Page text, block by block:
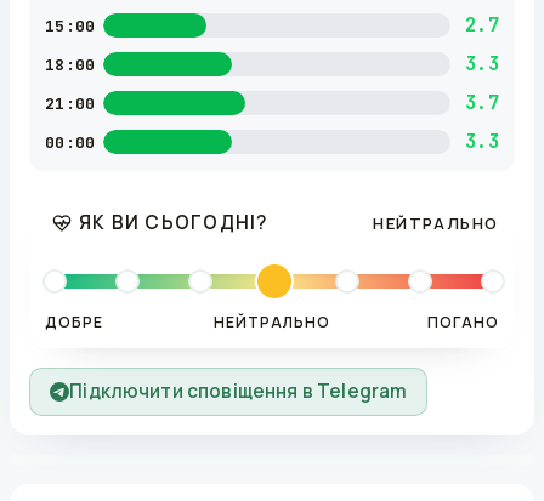
15:00 2.7
18:00 3.3
21:00 3.7
00:00 3.3
ЯК ВИ СЬОГОДНІ? НЕЙТРАЛЬНО
ДОБРЕ НЕЙТРАЛЬНО ПОГАНО
Підключити сповіщення в Telegram